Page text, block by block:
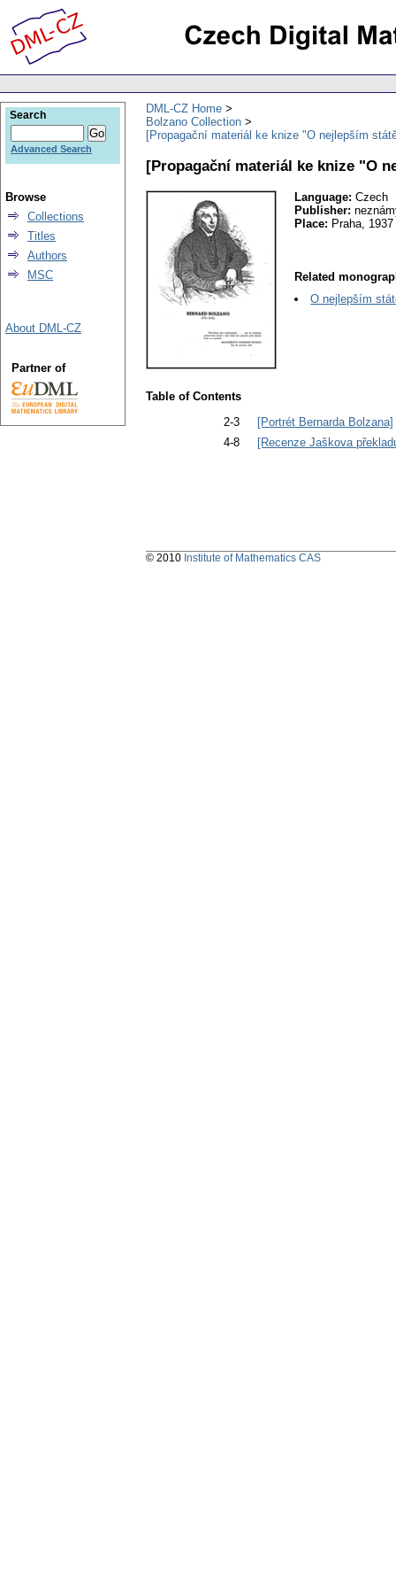
DML-CZ Home
Bolzano Collection
[Propagační materiál ke knize "O nejlepším
[Propagační materiál ke knize "O
Language: Czech
Publisher:
Place: Praha, 1937
Related
O nejlepším
Table of Contents
2-3
[Portrét Bernarda Bolzana]
4-8
[Recenze Jaškova
Search
Advanced Search
Browse
Collections
Titles
Authors
MSC
About DML-CZ
Partner of
© 2010 Institute of Mathematics CAS